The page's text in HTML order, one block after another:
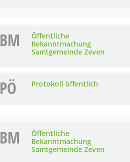
BM
Öffentliche
Bekanntmachung
Samtgemeinde Zeven
PÖ Protokoll öffentlich
BM
Öffentliche
Bekanntmachung
Samtgemeinde Zeven